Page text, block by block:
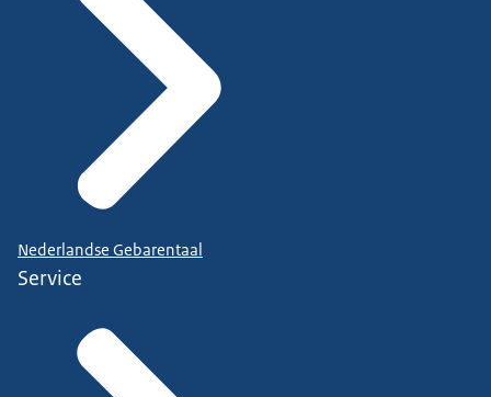
Nederlandse Gebarentaal
Service